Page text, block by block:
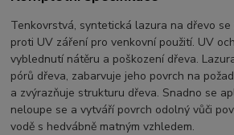
Tenkovrstvá, syntetická lazura na dřevo
proti UV záření pro venkovní použití. UV
vyblednutí nátěru a poškození dřeva.
pórů dřeva, zabarvuje jeho povrch na
a zvýrazňuje strukturu dřeva. Snadno se
neloupe se a vytváří povrch odolný vůči
vodě s hedvábně matným vzhledem.